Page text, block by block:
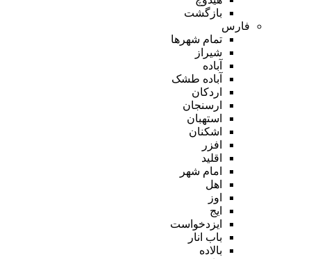
بازگشت
فارس
تمام شهر‌ها
شیراز
آباده
آباده طشک
اردکان
ارسنجان
استهبان
اشکنان
افزر
اقلید
امام شهر
اهل
اوز
ایج
ایزدخواست
باب انار
بالاده